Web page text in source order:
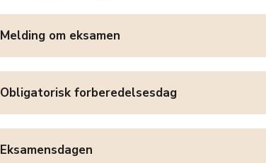
Melding om eksamen
Obligatorisk forberedelsesdag
Eksamensdagen